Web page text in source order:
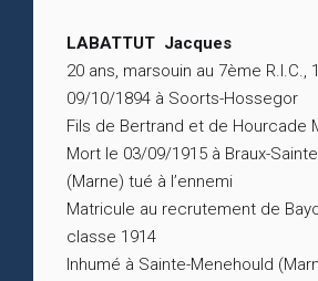
LABATTUT Jacques
20 ans, marsouin au 7ème R.I.C.,
09/10/1894 à Soorts-Hossegor
Fils de Bertrand et de Hourcade
Mort le 03/09/1915 à Braux-
(Marne) tué à l’ennemi
Matricule au recrutement de
classe 1914
Inhumé à Sainte-Menehould